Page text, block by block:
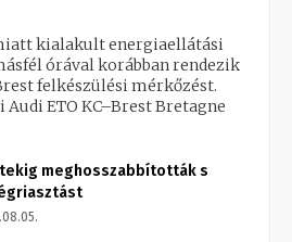
kialakult energiaellátási
órával korábban rendezik
felkészülési mérkőzést.
ETO KC–Brest Bretagne
meghosszabbították s